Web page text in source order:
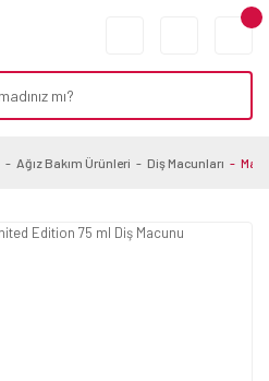
Ağız Bakım Ürünleri Diş Macunları